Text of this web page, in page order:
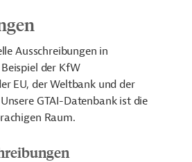
Ausschreibungen in
der KfW
EU, der Weltbank und der
GTAI-Datenbank ist die
Raum.